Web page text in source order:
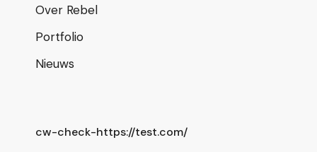
Over Rebel
Portfolio
Nieuws
cw-check-https://test.com/